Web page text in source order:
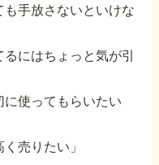
も手放さないといけな
にはちょっと気が引
に使ってもらいたい
売りたい」